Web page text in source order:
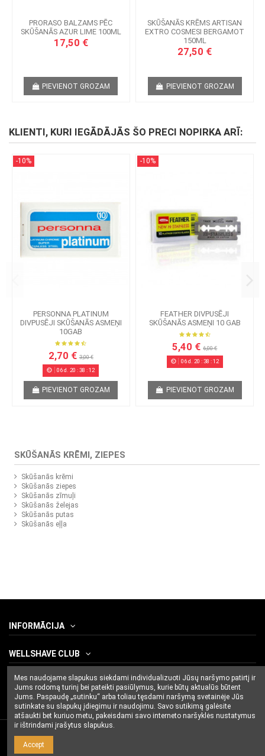
PRORASO BALZAMS PĒC
SKŪŠANĀS AZUR LIME 100ML
17,50 €
PIEVIENOT GROZAM
SKŪŠANĀS KRĒMS ARTISAN
EXTRO COSMESI BERGAMOT
150ML
27,50 €
PIEVIENOT GROZAM
KLIENTI, KURI IEGĀDĀJĀS ŠO PRECI NOPIRKA ARĪ:
-10%
PERSONNA PLATINUM
DIVPUSĒJI SKŪŠANĀS ASMEŅI
10GAB
2,70 €3,00 €
06d. 20 :38 :12
PIEVIENOT GROZAM
-10%
FEATHER DIVPUSĒJI
SKŪŠANĀS ASMEŅI 10 GAB
5,40 €6,00 €
06d. 20 :38 :12
PIEVIENOT GROZAM
SKŪŠANĀS KRĒMI, ZIEPES
Skūšanās krēmi
Skūšanās ziepes
Skūšanās zīmuļi
Skūšanās želejas
Skūšanās putas
Skūšanās eļļa
INFORMĀCIJA
WELLSHAVE CLUB
CONTACT US
Mes naudojame slapukus siekdami individualizuoti Jūsų naršymo patirtį ir
Jums rodomą turinį bei pateikti pasiūlymus, kurie būtų aktualūs būtent
Jums. Paspaudę „sutinku“ arba toliau tęsdami naršymą svetainėje Jūs
sutinkate su slapukų įdiegimu ir naudojimu. Savo sutikimą galėsite
atšaukti bet kuriuo metu, pakeisdami savo interneto naršyklės nustatymus
ir ištrindami įrašytus slapukus.
Accept